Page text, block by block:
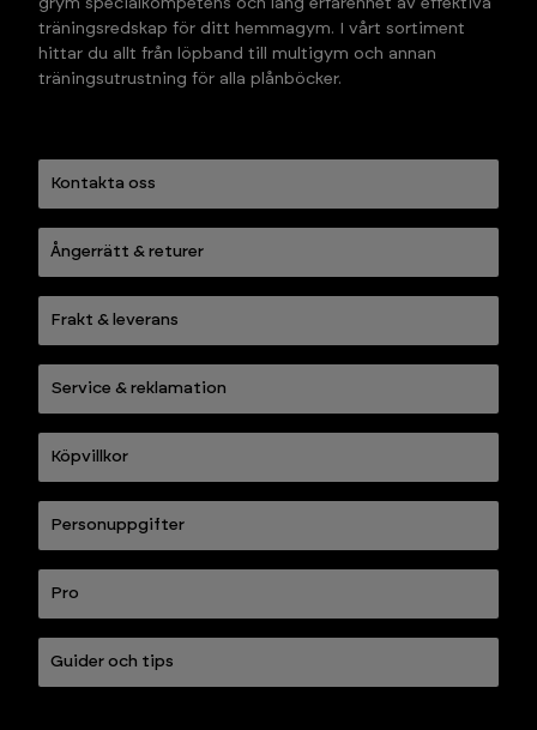
träningsredskap för ditt hemmagym. I vårt sortiment
hittar du allt från löpband till multigym och annan
träningsutrustning för alla plånböcker.
Kontakta oss
Ångerrätt & returer
Frakt & leverans
Service & reklamation
Köpvillkor
Personuppgifter
Pro
Guider och tips